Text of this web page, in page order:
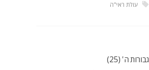
עולת ראי"ה
גבורות ה' (25)